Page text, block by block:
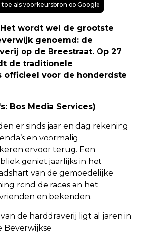
toe als voorkeursbron op Google
Het wordt wel de grootste
genoemd: de
op de Breestraat. Op 27
de traditionele
officieel voor de honderdste
Bos Media Services)
er sinds jaar en dag rekening
en voormalig
ervoor terug. Een
geniet jaarlijks in het
van de gemoedelijke
rond de races en het
en bekenden.
de harddraverij ligt al jaren in
Beverwijkse